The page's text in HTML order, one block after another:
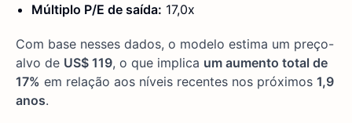
Múltiplo P/E de saída: 17,0x
Com base nesses dados, o modelo estima um preço-
alvo de US$ 119, o que implica um aumento total de
17% em relação aos níveis recentes nos próximos 1,9
anos.